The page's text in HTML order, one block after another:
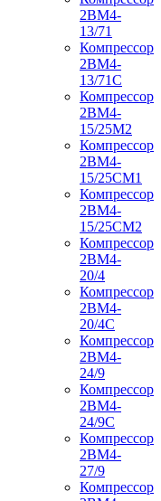
2ВМ4-
13/71
Компрессор
2ВМ4-
13/71С
Компрессор
2ВМ4-
15/25М2
Компрессор
2ВМ4-
15/25СМ1
Компрессор
2ВМ4-
15/25СМ2
Компрессор
2ВМ4-
20/4
Компрессор
2ВМ4-
20/4С
Компрессор
2ВМ4-
24/9
Компрессор
2ВМ4-
24/9С
Компрессор
2ВМ4-
27/9
Компрессор